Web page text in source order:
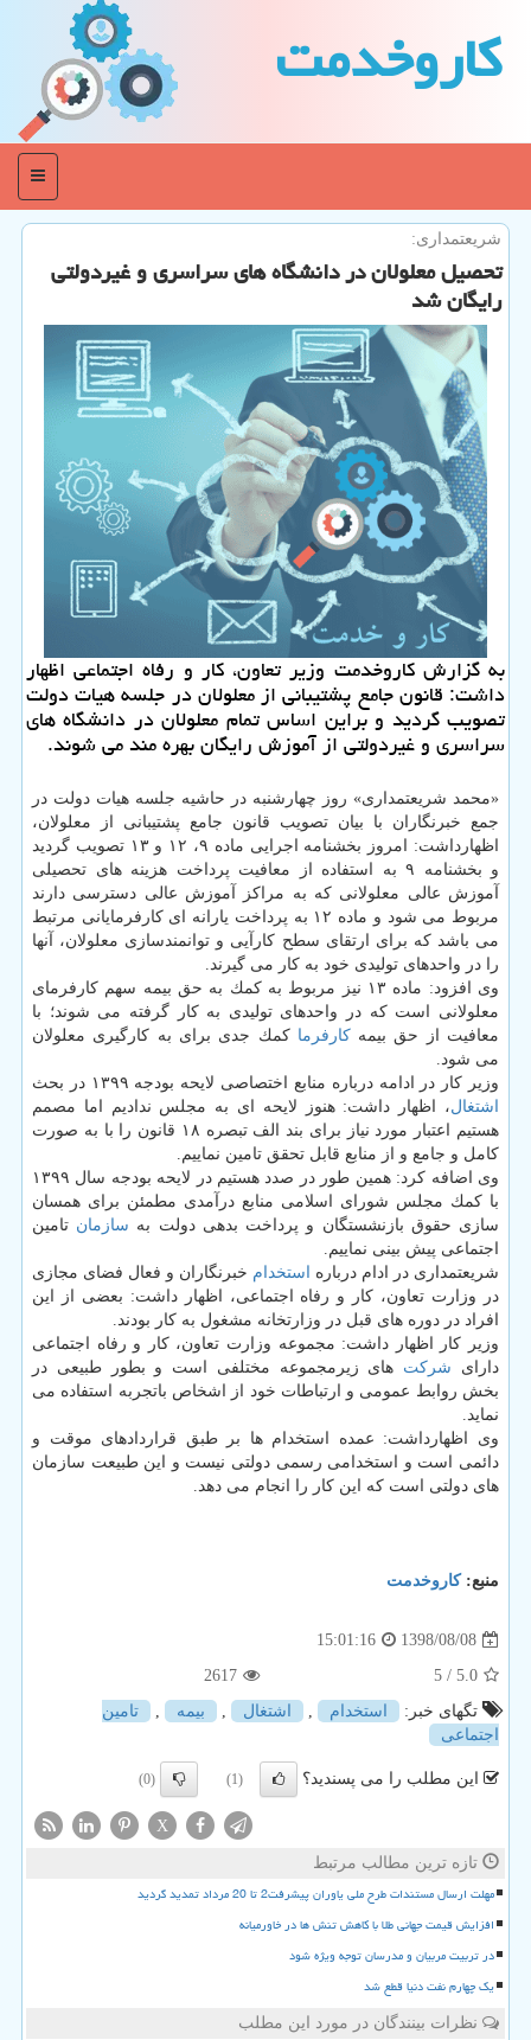
كاروخدمت
منو
شریعتمداری:
تحصیل معلولان در دانشگاه های سراسری و غیردولتی
رایگان شد
به گزارش كاروخدمت وزیر تعاون، كار و رفاه اجتماعی اظهار
داشت: قانون جامع پشتیبانی از معلولان در جلسه هیات دولت
تصویب گردید و براین اساس تمام معلولان در دانشگاه های
سراسری و غیردولتی از آموزش رایگان بهره مند می شوند.
«محمد شریعتمداری» روز چهارشنبه در حاشیه جلسه هیات دولت در
جمع خبرنگاران با بیان تصویب قانون جامع پشتیبانی از معلولان،
اظهارداشت: امروز بخشنامه اجرایی ماده ۹، ۱۲ و ۱۳ تصویب گردید
و بخشنامه ۹ به استفاده از معافیت پرداخت هزینه های تحصیلی
آموزش عالی معلولانی كه به مراكز آموزش عالی دسترسی دارند
مربوط می شود و ماده ۱۲ به پرداخت یارانه ای كارفرمایانی مرتبط
می باشد كه برای ارتقای سطح كارآیی و توانمندسازی معلولان، آنها
را در واحدهای تولیدی خود به كار می گیرند.
وی افزود: ماده ۱۳ نیز مربوط به كمك به حق بیمه سهم كارفرمای
معلولانی است كه در واحدهای تولیدی به كار گرفته می شوند؛ با
معافیت از حق بیمهكارفرما كمك جدی برای به كارگیری معلولان
می شود.
وزیر كار در ادامه درباره منابع اختصاصی لایحه بودجه ۱۳۹۹ در بحث
اشتغال، اظهار داشت: هنوز لایحه ای به مجلس ندادیم اما مصمم
هستیم اعتبار مورد نیاز برای بند الف تبصره ۱۸ قانون را با به صورت
كامل و جامع و از منابع قابل تحقق تامین نماییم.
وی اضافه كرد: همین طور در صدد هستیم در لایحه بودجه سال ۱۳۹۹
با كمك مجلس شورای اسلامی منابع درآمدی مطمئن برای همسان
سازی حقوق بازنشستگان و پرداخت بدهی دولت به سازمان تامین
اجتماعی پیش بینی نماییم.
شریعتمداری در ادام درباره استخدام خبرنگاران و فعال فضای مجازی
در وزارت تعاون، كار و رفاه اجتماعی، اظهار داشت: بعضی از این
افراد در دوره های قبل در وزارتخانه مشغول به كار بودند.
وزیر كار اظهار داشت: مجموعه وزارت تعاون، كار و رفاه اجتماعی
دارای شركت های زیرمجموعه مختلفی است و بطور طبیعی در
بخش روابط عمومی و ارتباطات خود از اشخاص باتجربه استفاده می
نماید.
وی اظهارداشت: عمده استخدام ها بر طبق قراردادهای موقت و
دائمی است و استخدامی رسمی دولتی نیست و این طبیعت سازمان
های دولتی است كه این كار را انجام می دهد.
منبع:كاروخدمت
1398/08/08
15:01:16
5.0
/ 5
2617
تگهای خبر:
استخدام , اشتغال , بیمه ,
تامین
اجتماعی
این مطلب را می پسندید؟ (1)
(0)
X
تازه ترین مطالب مرتبط
مهلت ارسال مستندات طرح ملی یاوران پیشرفت2 تا 20 مرداد تمدید گردید
افزایش قیمت جهانی طلا با کاهش تنش ها در خاورمیانه
در تربیت مربیان و مدرسان توجه ویژه شود
یک چهارم نفت دنیا قطع شد
نظرات بینندگان در مورد این مطلب